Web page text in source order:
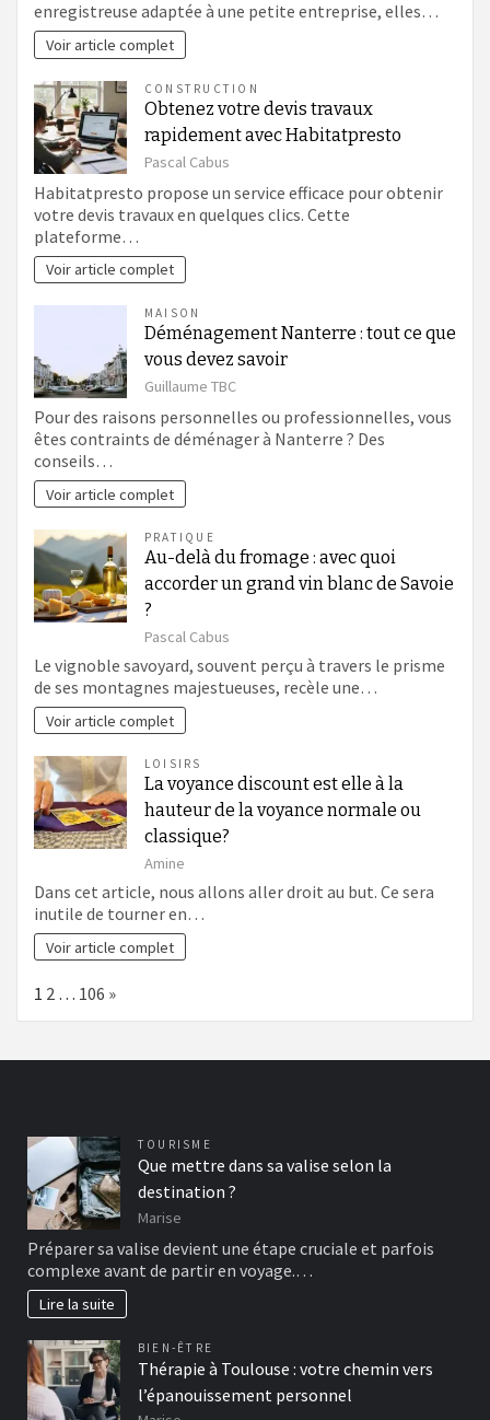
enregistreuse adaptée à une petite entreprise, elles…
Voir article complet
CONSTRUCTION
Obtenez votre devis travaux
rapidement avec Habitatpresto
Pascal Cabus
Habitatpresto propose un service efficace pour obtenir
votre devis travaux en quelques clics. Cette
plateforme…
Voir article complet
MAISON
Déménagement Nanterre : tout ce que
vous devez savoir
Guillaume TBC
Pour des raisons personnelles ou professionnelles, vous
êtes contraints de déménager à Nanterre ? Des
conseils…
Voir article complet
PRATIQUE
Au-delà du fromage : avec quoi
accorder un grand vin blanc de Savoie
?
Pascal Cabus
Le vignoble savoyard, souvent perçu à travers le prisme
de ses montagnes majestueuses, recèle une…
Voir article complet
LOISIRS
La voyance discount est elle à la
hauteur de la voyance normale ou
classique?
Amine
Dans cet article, nous allons aller droit au but. Ce sera
inutile de tourner en…
Voir article complet
Page:
1 2 … 106 Next
»
TOURISME
Que mettre dans sa valise selon la
destination ?
Marise
Préparer sa valise devient une étape cruciale et parfois
complexe avant de partir en voyage.…
Lire la suite
BIEN-ÊTRE
Thérapie à Toulouse : votre chemin vers
l’épanouissement personnel